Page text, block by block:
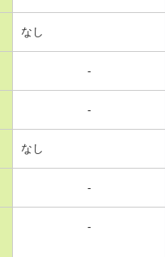
なし
-
-
なし
-
-